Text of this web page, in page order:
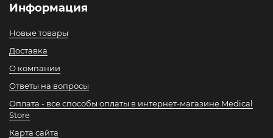
Информация
Новые товары
Доставка
О компании
Ответы на вопросы
Оплата - все способы оплаты в интернет-магазине Medical
Store
Карта сайта